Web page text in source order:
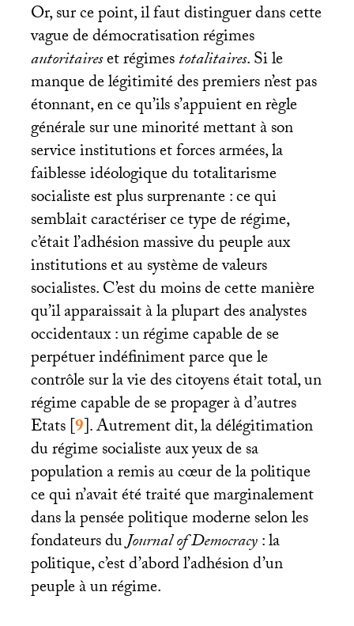
Or, sur ce point, il faut distinguer dans cette
vague de démocratisation régimes
autoritaireset régimestotalitaires. Si le
manque de légitimité des premiers n’est pas
étonnant, en ce qu’ils s’appuient en règle
générale sur une minorité mettant à son
service institutions et forces armées, la
faiblesse idéologique du totalitarisme
socialiste est plus surprenante : ce qui
semblait caractériser ce type de régime,
c’était l’adhésion massive du peuple aux
institutions et au système de valeurs
socialistes. C’est du moins de cette manière
qu’il apparaissait à la plupart des analystes
occidentaux : un régime capable de se
perpétuer indéfiniment parce que le
contrôle sur la vie des citoyens était total, un
régime capable de se propager à d’autres
Etats[9]. Autrement dit, la délégitimation
du régime socialiste aux yeux de sa
population a remis au cœur de la politique
ce qui n’avait été traité que marginalement
dans la pensée politique moderne selon les
fondateurs duJournal of Democracy: la
politique, c’est d’abord l’adhésion d’un
peuple à un régime.